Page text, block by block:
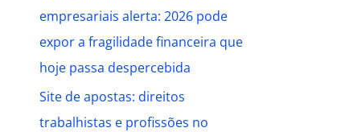
empresariais alerta: 2026 pode
expor a fragilidade financeira que
hoje passa despercebida
Site de apostas: direitos
trabalhistas e profissões no